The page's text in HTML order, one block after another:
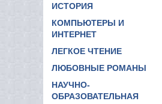
ИСТОРИЯ
КОМПЬЮТЕРЫ И
ИНТЕРНЕТ
ЛЕГКОЕ ЧТЕНИЕ
ЛЮБОВНЫЕ РОМАНЫ
НАУЧНО-
ОБРАЗОВАТЕЛЬНАЯ